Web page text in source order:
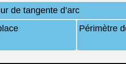
de tangente d’arc
Périmètre